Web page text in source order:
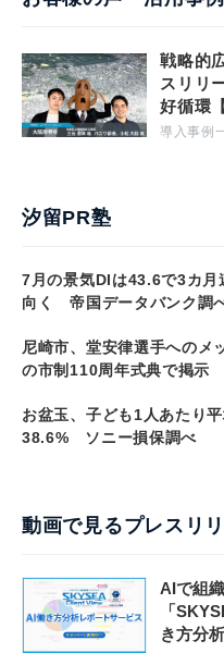
戦略的
スリリ
好循環
導入事例
汐留PR塾
7月の景気DIは43.6で3カ
向く 帝国データバンク調
尼崎市、堂安律選手への
の市制110周年式典で掲示
お盆玉、子ども1人あたり
38.6% ソニー損保調べ
動画で見るプレスリ
AIで組
「
き方分